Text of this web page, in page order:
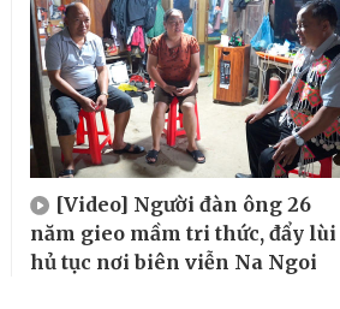
[Video] Người đàn ông 26
năm gieo mầm tri thức, đẩy lùi
hủ tục nơi biên viễn Na Ngoi